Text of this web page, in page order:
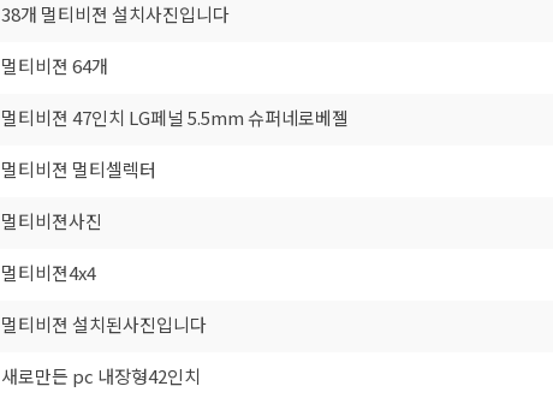
38개 멀티비젼 설치사진입니다
멀티비젼 64개
멀티비젼 47인치 LG페널 5.5mm 슈퍼네로베젤
멀티비젼 멀티셀렉터
멀티비젼사진
멀티비젼4x4
멀티비젼 설치된사진입니다
새로만든 pc 내장형42인치